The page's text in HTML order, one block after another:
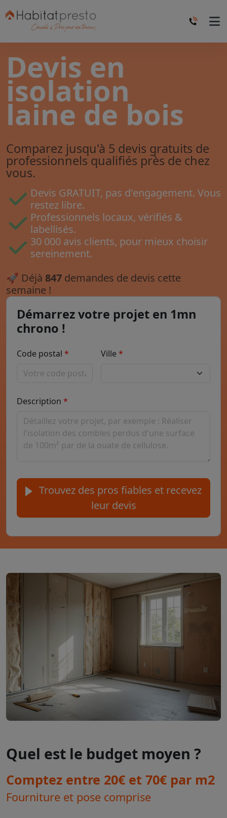
Devis en
isolation
laine de bois
Comparez jusqu'à 5 devis gratuits de
professionnels qualifiés près de chez
vous.
Devis GRATUIT, pas d'engagement. Vous
restez libre.
Professionnels locaux, vérifiés &
labellisés.
30 000 avis clients, pour mieux choisir
sereinement.
🚀 Déjà 847 demandes de devis cette
semaine !
Démarrez votre projet en 1mn
chrono !
Code postal Ville
Description
Trouvez des pros fiables et recevez
leur devis
Quel est le budget moyen ?
Comptez entre 20€ et 70€ par m2
Fourniture et pose comprise